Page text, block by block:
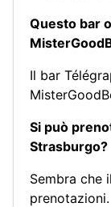
Questo bar
Il bar
Si può
Strasburgo?
Sembra che
prenotazioni.